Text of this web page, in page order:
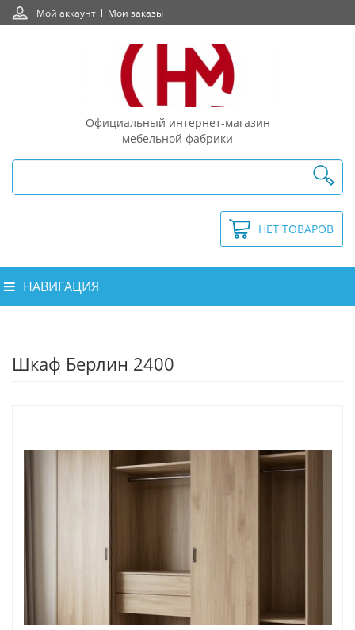
Мой аккаунт Мои заказы
Официальный интернет-магазин
мебельной фабрики
НЕТ ТОВАРОВ
НАВИГАЦИЯ
Шкаф Берлин 2400